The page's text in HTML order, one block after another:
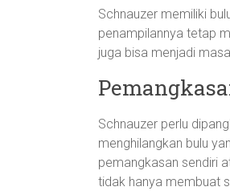
Schnauzer memiliki
penampilannya tetap
juga bisa menjadi
Schnauzer perlu
menghilangkan bulu
pemangkasan sendiri
tidak hanya membuat